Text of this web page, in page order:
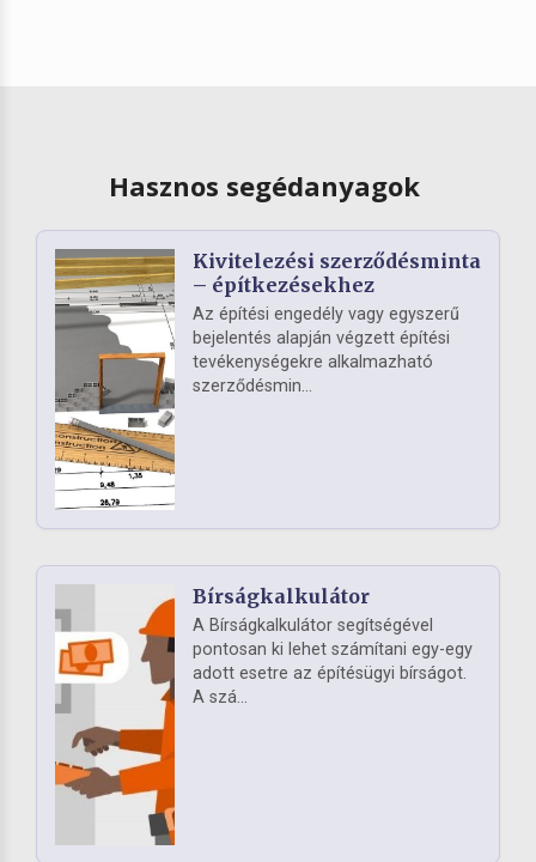
Hasznos segédanyagok
Kivitelezési szerződésminta
– építkezésekhez
Az építési engedély vagy egyszerű
bejelentés alapján végzett építési
tevékenységekre alkalmazható
szerződésmin...
Bírságkalkulátor
A Bírságkalkulátor segítségével
pontosan ki lehet számítani egy-egy
adott esetre az építésügyi bírságot.
A szá...